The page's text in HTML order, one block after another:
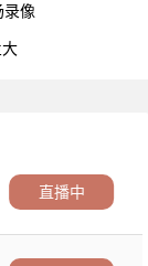
录像
直播中